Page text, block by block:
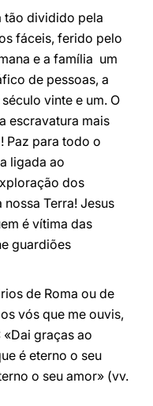
tão dividido pela
fáceis, ferido pelo
e a família  um
de pessoas, a
vinte e um. O
escravatura mais
Paz para todo o
ligada ao
dos
Terra! Jesus
é vítima das
guardiões
de Roma ou de
vós que me ouvis,
«Dai graças ao
é eterno o seu
o seu amor» (vv.